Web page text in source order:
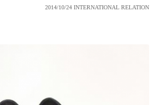
2014/10/24 INTERNATIONAL RELATION